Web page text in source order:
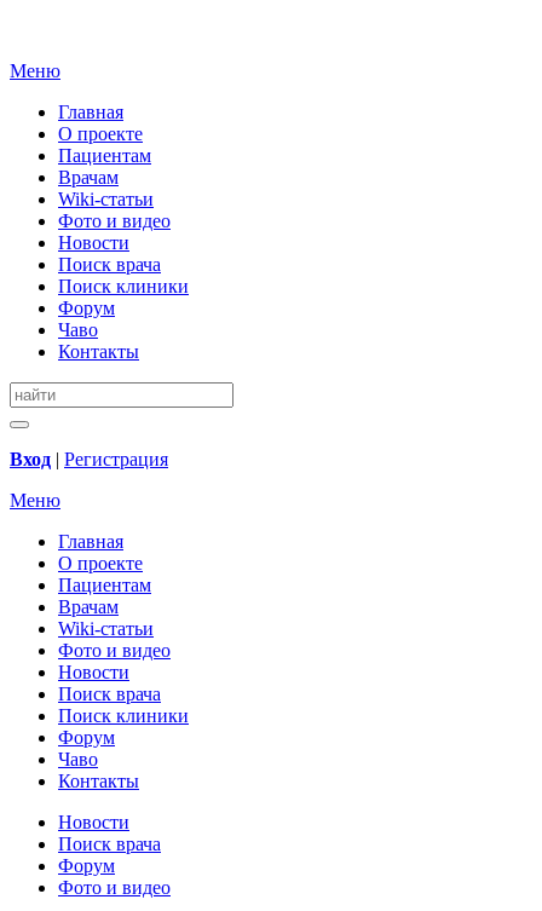
Меню
Главная
О проекте
Пациентам
Врачам
Wiki-статьи
Фото и видео
Новости
Поиск врача
Поиск клиники
Форум
Чаво
Контакты
Вход | Регистрация
Меню
Главная
О проекте
Пациентам
Врачам
Wiki-статьи
Фото и видео
Новости
Поиск врача
Поиск клиники
Форум
Чаво
Контакты
Новости
Поиск врача
Форум
Фото и видео